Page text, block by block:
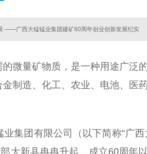
——广西大锰锰业集团建矿60周年创业创新发展纪实
微量矿物质，是一种用途广泛
制造、化工、农业、电池、医
集团有限公司（以下简称“广
大新县冉冉升起，成立60周年